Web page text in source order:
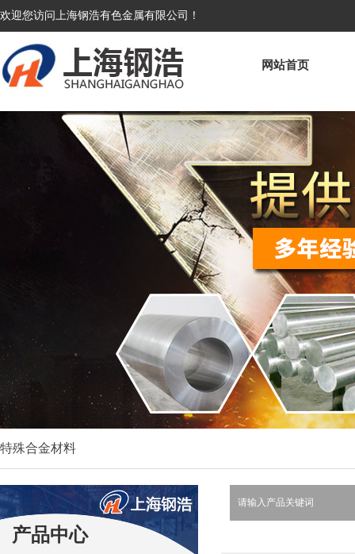
欢迎您访问上海钢浩有色金属有限公司！
网站首页
特殊合金材料
产品中心